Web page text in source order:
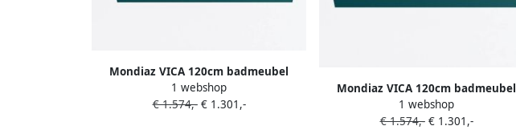
Mondiaz VICA 120cm badmeubel
onderkast Smag 2 lades. Wastafel
MOON dubbel 2 kraangaten kleur Talc.
1 webshop
€ 1.574,-€ 1.301,-
Mondiaz VICA 120cm badmeubel
onderkast Smag 2 lades. Wastafel
MOON links zonder kraangat kleur
1 webshop
€ 1.574,-€ 1.301,-